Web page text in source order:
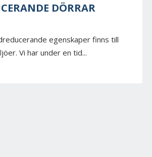
DÖRRAR
egenskaper finns till
Vi har under en tid...